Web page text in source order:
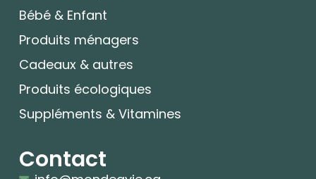
Bébé & Enfant
Produits ménagers
Cadeaux & autres
Produits écologiques
Suppléments & Vitamines
Contact